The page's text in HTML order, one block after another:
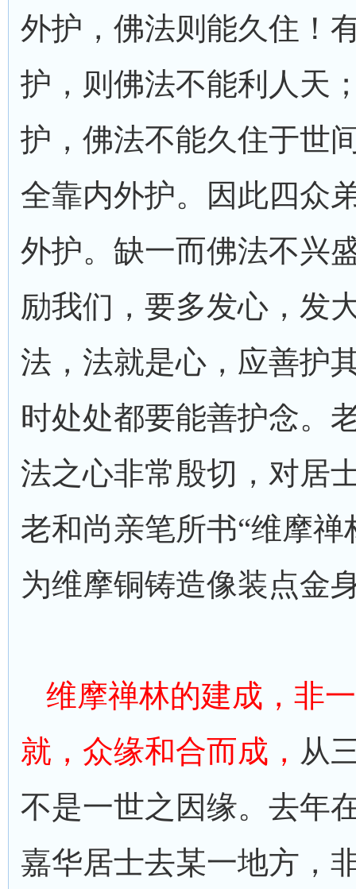
外护，佛法则能久住！
护，则佛法不能利人天
护，佛法不能久住于世
全靠内外护。因此四众
外护。缺一而佛法不兴
励我们，要多发心，发
法，法就是心，应善护
时处处都要能善护念。
法之心非常殷切，对居
老和尚亲笔所书“维摩禅
为维摩铜铸造像装点金
维摩禅林的建成，非
就，众缘和合而成， 从
不是一世之因缘。去年
嘉华居士去某一地方，